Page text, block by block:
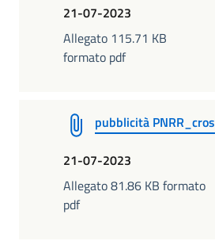
21-07-2023
Allegato 115.71 KB
formato pdf
pubblicità PNRR_cros
21-07-2023
Allegato 81.86 KB formato
pdf